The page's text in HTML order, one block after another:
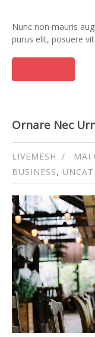
Nunc non mauris
purus elit, posuere
Ornare Nec
LIVEMESH
MAI
BUSINESS,